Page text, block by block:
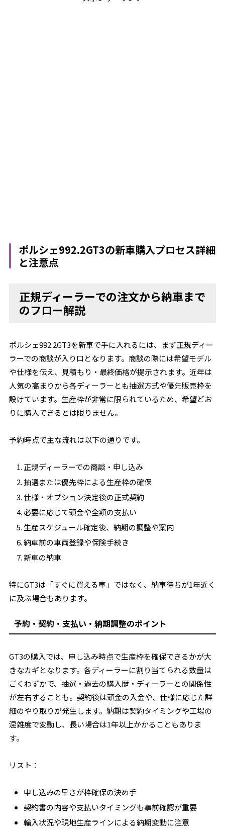
ポルシェ992.2GT3の新車購入プロセス詳細
と注意点
正規ディーラーでの注文から納車まで
のフロー解説
ポルシェ992.2GT3を新車で手に入れるには、まず正規ディー
ラーでの商談が入り口となります。商談の際には希望モデル
や仕様を伝え、見積もり・最終価格が提示されます。近年は
人気の高まりから各ディーラーとも抽選方式や優先販売枠を
設けています。生産枠が非常に限られているため、希望どお
りに購入できるとは限りません。
予約時点で主な流れは以下の通りです。
正規ディーラーでの商談・申し込み
抽選または優先枠による生産枠の確保
仕様・オプション決定後の正式契約
必要に応じて頭金や全額の支払い
生産スケジュール確定後、納期の調整や案内
納車前の車両登録や保険手続き
新車の納車
特にGT3は「すぐに買える車」ではなく、納車待ちが1年近く
に及ぶ場合もあります。
予約・契約・支払い・納期調整のポイント
GT3の購入では、申し込み時点で生産枠を確保できるかが大
きなカギとなります。各ディーラーに割り当てられる数量は
ごくわずかで、抽選・過去の購入歴・ディーラーとの関係性
が左右することも。契約後は頭金の入金や、仕様に応じた詳
細のやり取りが発生します。納期は契約タイミングや工場の
混雑度で変動し、長い場合は1年以上かかることもありま
す。
リスト：
申し込みの早さが枠確保の決め手
契約書の内容や支払いタイミングも事前確認が重要
輸入状況や現地生産ラインによる納期変動に注意